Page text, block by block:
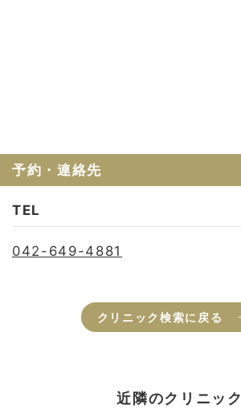
予約・連絡先
TEL
042-649-4881
クリニック検索に戻る
近隣のクリニック